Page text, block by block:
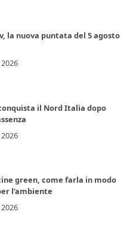
la nuova puntata del 5 agosto
il Nord Italia dopo
green, come farla in modo
l’ambiente